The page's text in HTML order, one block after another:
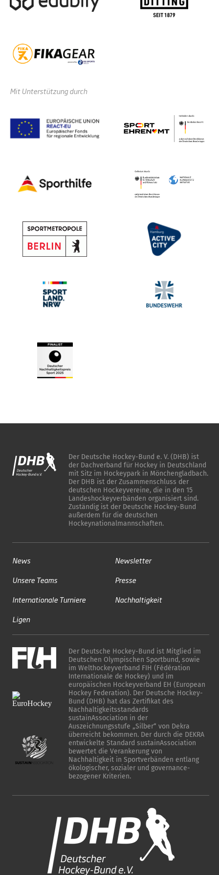
Mit Unterstützung durch
Der Deutsche Hockey-Bund e. V. (DHB) ist
der Dachverband für Hockey in Deutschland
mit Sitz im Hockeypark in Mönchengladbach.
Der DHB ist der Zusammenschluss der
deutschen Hockeyvereine, die in den 15
Landeshockeyverbänden organisiert sind.
Zuständig ist der Deutsche Hockey-Bund
außerdem für die deutschen
Hockeynationalmannschaften.
News
Unsere Teams
Internationale Turniere
Ligen
Newsletter
Presse
Nachhaltigkeit
Der Deutsche Hockey-Bund ist Mitglied im
Deutschen Olympischen Sportbund, sowie
im Welthockeyverband FIH (Fédération
Internationale de Hockey) und im
europäischen Hockeyverband EH (European
Hockey Federation). Der Deutsche Hockey-
Bund (DHB) hat das Zertifikat des
Nachhaltigkeitsstandards
sustainAssociation in der
Auszeichnungsstufe „Silber“ von Dekra
überreicht bekommen. Der durch die DEKRA
entwickelte Standard sustainAssociation
bewertet die Verankerung von
Nachhaltigkeit in Sportverbänden entlang
ökologischer, sozialer und governance-
bezogener Kriterien.